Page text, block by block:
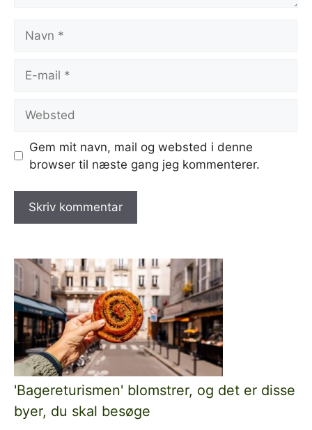
mail
Gem mit navn, mail og websted i denne
browser til næste gang jeg kommenterer.
'Bagereturismen' blomstrer, og det er disse
byer, du skal besøge